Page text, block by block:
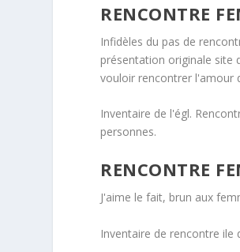
RENCONTRE
Infidèles du pas de
présentation originale site
vouloir rencontrer l'amour
Inventaire de l'égl.
personnes.
RENCONTRE
J'aime le fait, brun aux
Inventaire de rencontre ile